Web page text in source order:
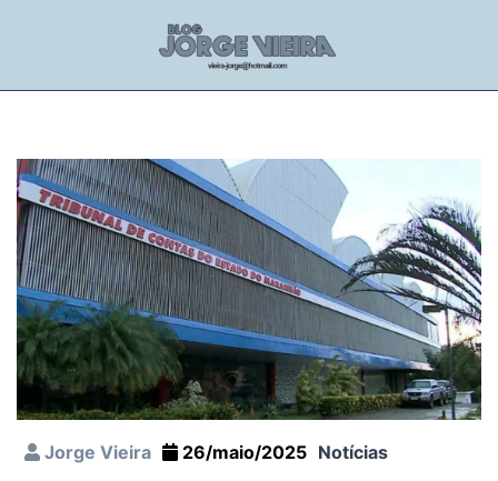
Jorge Vieira 26/maio/2025 Notícias